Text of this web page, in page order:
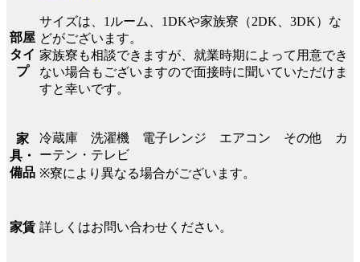
部屋
タイ
プ
サイズは、1ルーム、1DKや家族寮（2DK、3DK）な
どがございます。
家族寮も相談できますが、就業時期によって用意でき
ない場合もございますので面接時に聞いていただけま
すと幸いです。
家
具・
備品
冷蔵庫 洗濯機 電子レンジ エアコン その他 カ
ーテン・テレビ
※寮により異なる場合がございます。
家賃 詳しくはお問い合わせください。